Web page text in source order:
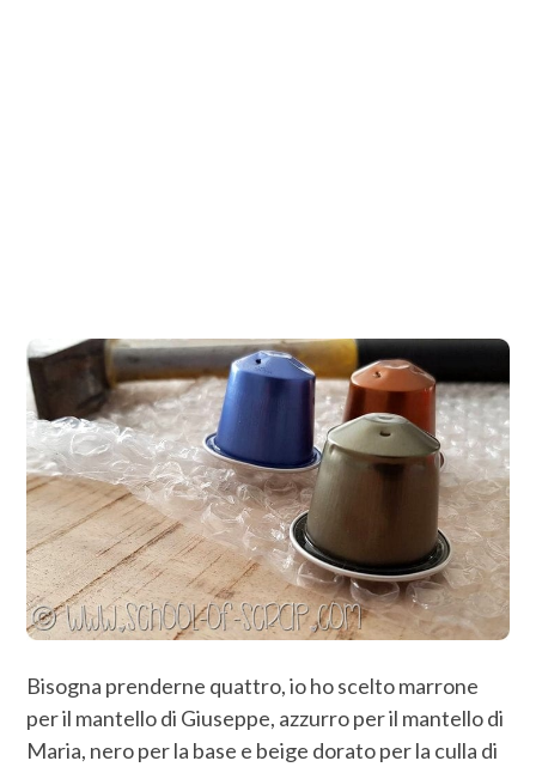
Bisogna prenderne quattro, io ho scelto marrone
per il mantello di Giuseppe, azzurro per il mantello di
Maria, nero per la base e beige dorato per la culla di